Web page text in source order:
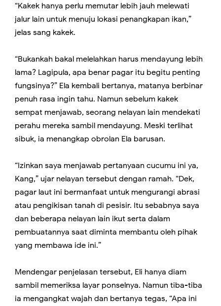
“Kakek hanya perlu memutar lebih jauh melewati
jalur lain untuk menuju lokasi penangkapan ikan,”
jelas sang kakek.
“Bukankah bakal melelahkan harus mendayung lebih
lama? Lagipula, apa benar pagar itu begitu penting
fungsinya?” Ela kembali bertanya, matanya berbinar
penuh rasa ingin tahu. Namun sebelum kakek
sempat menjawab, seorang nelayan lain mendekati
perahu mereka sambil mendayung. Meski terlihat
sibuk, ia menangkap obrolan Ela barusan.
“Izinkan saya menjawab pertanyaan cucumu ini ya,
Kang,” ujar nelayan tersebut dengan ramah. “Dek,
pagar laut ini bermanfaat untuk mengurangi abrasi
atau pengikisan tanah di pesisir. Itu sebabnya saya
dan beberapa nelayan lain ikut serta dalam
pembuatannya saat diminta membantu oleh pihak
yang membawa ide ini.”
Mendengar penjelasan tersebut, Eli hanya diam
sambil memeriksa layar ponselnya. Namun tiba-tiba
ia mengangkat wajah dan bertanya tegas, “Apa ini